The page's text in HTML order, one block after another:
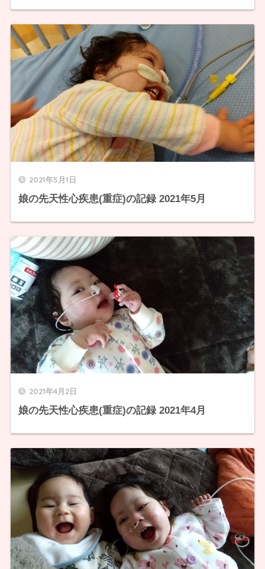
2021年5月1日
娘の先天性心疾患(重症)の記録 2021年5月
2021年4月2日
娘の先天性心疾患(重症)の記録 2021年4月